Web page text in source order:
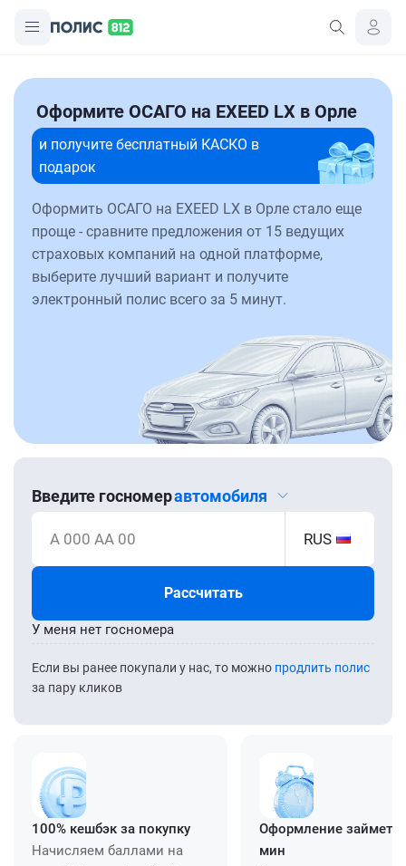
Оформите ОСАГО на EXEED LX в Орле
и получите бесплатный КАСКО в
подарок
Оформить ОСАГО на EXEED LX в Орле стало еще
проще - сравните предложения от 15 ведущих
страховых компаний на одной платформе,
выберите лучший вариант и получите
электронный полис всего за 5 минут.
Введите госномеравтомобиля
А 000 АА 00 RUS
Рассчитать
Если вы ранее покупали у нас, то можно продлить полис
за пару кликов
У меня нет госномера
100% кешбэк за покупку
Начисляем баллами на
Оформление займет
мин